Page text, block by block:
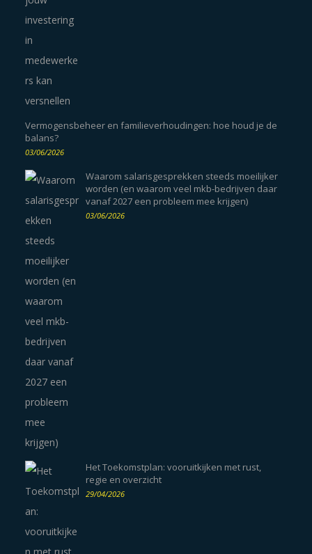
Vermogensbeheer en familieverhoudingen: hoe houd je de
balans?
03/06/2026
Waarom salarisgesprekken steeds moeilijker
worden (en waarom veel mkb-bedrijven daar
vanaf 2027 een probleem mee krijgen)
03/06/2026
Het Toekomstplan: vooruitkijken met rust,
regie en overzicht
29/04/2026